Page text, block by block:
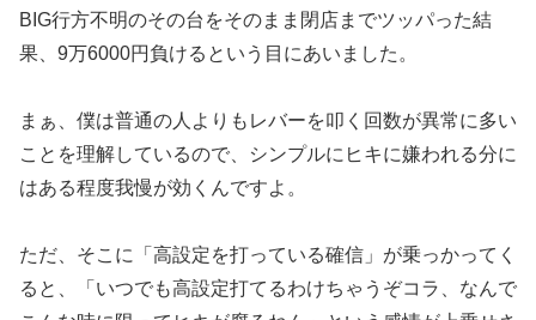
B IG行方不明のその台をそのまま閉店までツッパった結
果、9万6000円負けるという目にあいました。
まぁ、僕は普通の人よりもレバーを叩く回数が異常に多い
ことを理解しているので、シンプルにヒキに嫌われる分に
はある程度我慢が効くんですよ。
ただ、そこに「高設定を打っている確信」 が乗っかってく
ると、「いつでも高設定打てるわけちゃうぞコラ、 なんで